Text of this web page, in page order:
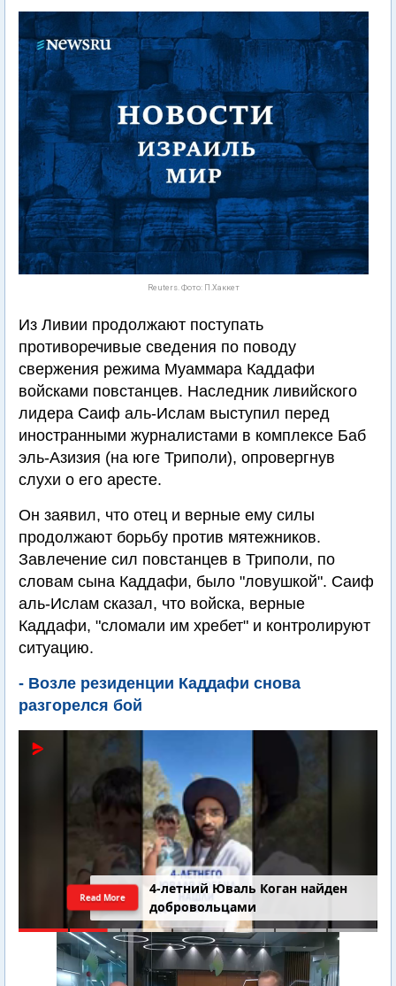
Reuters. Фото: П.Хаккет
Из Ливии продолжают поступать
противоречивые сведения по поводу
свержения режима Муаммара Каддафи
войсками повстанцев. Наследник ливийского
лидера Саиф аль-Ислам выступил перед
иностранными журналистами в комплексе Баб
эль-Азизия (на юге Триполи), опровергнув
слухи о его аресте.
Он заявил, что отец и верные ему силы
продолжают борьбу против мятежников.
Завлечение сил повстанцев в Триполи, по
словам сына Каддафи, было "ловушкой". Саиф
аль-Ислам сказал, что войска, верные
Каддафи, "сломали им хребет" и контролируют
ситуацию.
- Возле резиденции Каддафи снова
разгорелся бой
4-летний Юваль Коган найден
добровольцами
Read More